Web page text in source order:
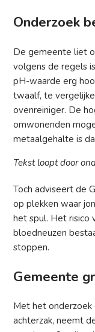
Onderzoek
De gemeente liet
volgens de regels
pH-waarde erg
twaalf, te
ovenreiniger. De
omwonenden
metaalgehalte is
Tekst loopt door
Toch adviseert de
op plekken waar
het spul. Het risico
bloedneuzen
stoppen.
Gemeente
Met het onderzoek
achterzak, neemt